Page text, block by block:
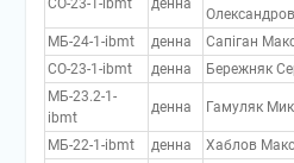
СО-23-1-ibmt денна
МБ-24-1-ibmt денна Сапіган
СО-23-1-ibmt
денна Бережняк
МБ-23.2-1-
ibmt
денна Гамуляк
МБ-22-1-ibmt денна Хаблов